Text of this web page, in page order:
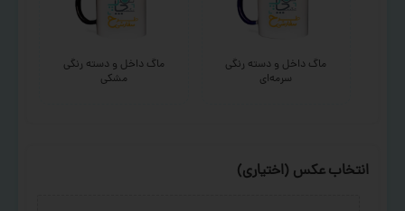
ماگ داخل و دسته رنگی
سرمه‌ای
ماگ داخل و دسته رنگی
مشکی
انتخاب عکس (اختیاری)